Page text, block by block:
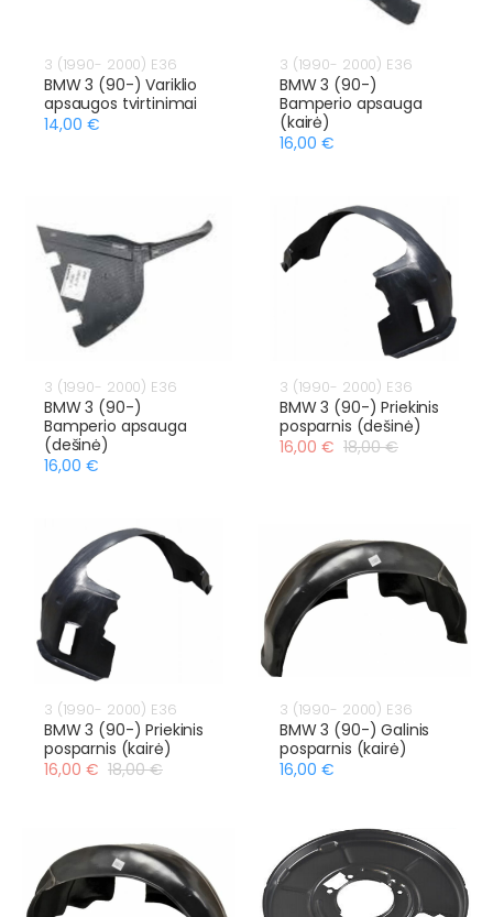
3 (1990- 2000) E36
BMW 3 (90-) Variklio
apsaugos tvirtinimai
14,00 €
3 (1990- 2000) E36
BMW 3 (90-)
Bamperio apsauga
(kairė)
16,00 €
3 (1990- 2000) E36
BMW 3 (90-)
Bamperio apsauga
(dešinė)
16,00 €
3 (1990- 2000) E36
BMW 3 (90-) Priekinis
posparnis (dešinė)
16,00 € 18,00 €
3 (1990- 2000) E36
BMW 3 (90-) Priekinis
posparnis (kairė)
16,00 € 18,00 €
3 (1990- 2000) E36
BMW 3 (90-) Galinis
posparnis (kairė)
16,00 €